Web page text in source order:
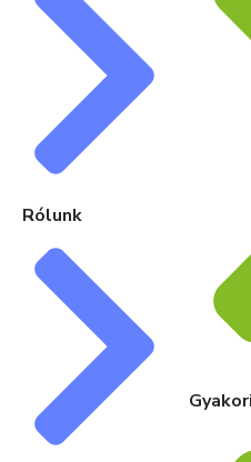
Rólunk